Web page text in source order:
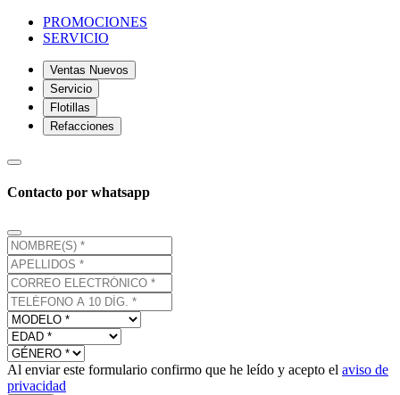
PROMOCIONES
SERVICIO
Ventas Nuevos
Servicio
Flotillas
Refacciones
Contacto por whatsapp
Al enviar este formulario confirmo que he leído y acepto el aviso de
privacidad